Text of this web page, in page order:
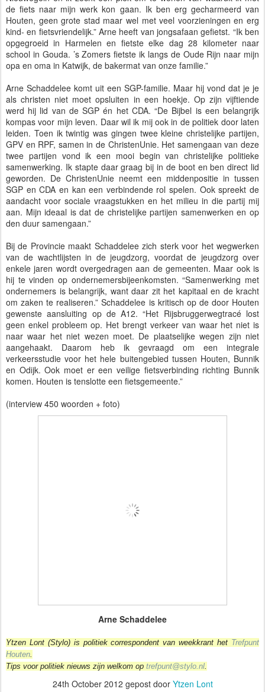
de fiets naar mijn werk kon gaan. Ik ben erg gecharmeerd van
Houten, geen grote stad maar wel met veel voorzieningen en erg
kind- en fietsvriendelijk.” Arne heeft van jongsafaan gefietst. “Ik ben
opgegroeid in Harmelen en fietste elke dag 28 kilometer naar
school in Gouda. ’s Zomers fietste ik langs de Oude Rijn naar mijn
opa en oma in Katwijk, de bakermat van onze familie.”
Arne Schaddelee komt uit een SGP-familie. Maar hij vond dat je je
als christen niet moet opsluiten in een hoekje. Op zijn vijftiende
werd hij lid van de SGP én het CDA. “De Bijbel is een belangrijk
kompas voor mijn leven. Daar wil ik mij ook in de politiek door laten
leiden. Toen ik twintig was gingen twee kleine christelijke partijen,
GPV en RPF, samen in de ChristenUnie. Het samengaan van deze
twee partijen vond ik een mooi begin van christelijke politieke
samenwerking. Ik stapte daar graag bij in de boot en ben direct lid
geworden. De ChristenUnie neemt een middenpositie in tussen
SGP en CDA en kan een verbindende rol spelen. Ook spreekt de
aandacht voor sociale vraagstukken en het milieu in die partij mij
aan. Mijn ideaal is dat de christelijke partijen samenwerken en op
den duur samengaan.”
Bij de Provincie maakt Schaddelee zich sterk voor het wegwerken
van de wachtlijsten in de jeugdzorg, voordat de jeugdzorg over
enkele jaren wordt overgedragen aan de gemeenten. Maar ook is
hij te vinden op ondernemersbijeenkomsten. “Samenwerking met
ondernemers is belangrijk, want daar zit het kapitaal en de kracht
om zaken te realiseren.” Schaddelee is kritisch op de door Houten
gewenste aansluiting op de A12. “Het Rijsbruggerwegtracé lost
geen enkel probleem op. Het brengt verkeer van waar het niet is
naar waar het niet wezen moet. De plaatselijke wegen zijn niet
aangehaakt. Daarom heb ik gevraagd om een integrale
verkeersstudie voor het hele buitengebied tussen Houten, Bunnik
en Odijk. Ook moet er een veilige fietsverbinding richting Bunnik
komen. Houten is tenslotte een fietsgemeente.”
(interview 450 woorden + foto)
Arne Schaddelee
Ytzen Lont (Stylo) is politiek correspondent van weekkrant het Trefpunt
Houten.
Tips voor politiek nieuws zijn welkom op trefpunt@stylo.nl.
24th October 2012 gepost door Ytzen Lont